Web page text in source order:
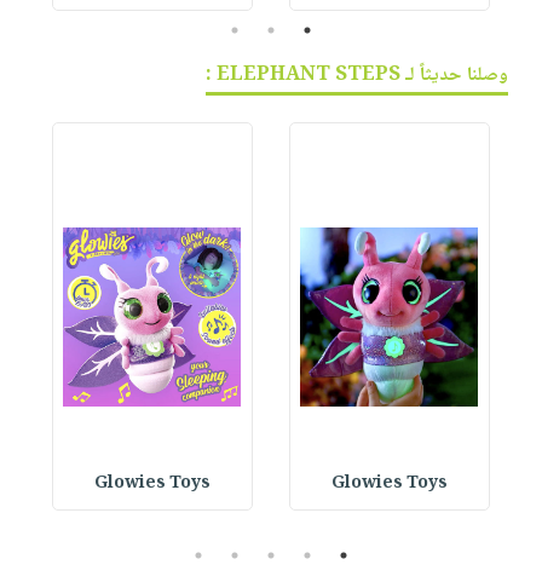
1
2
3
وصلنا حديثاً لـ ELEPHANT STEPS :
Glowies Toys
Glowies Toys
1
2
3
4
5